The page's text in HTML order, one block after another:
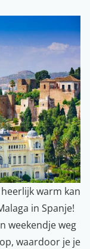
warm kan
in Spanje!
weekendje weg
waardoor je je